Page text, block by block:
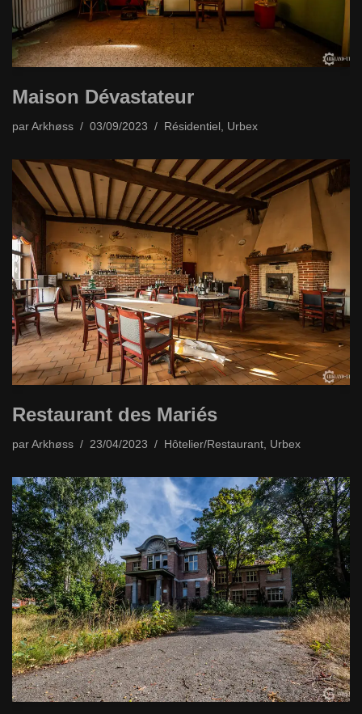
Maison Dévastateur
par Arkhøss 03/09/2023 Résidentiel , Urbex
Restaurant des Mariés
par Arkhøss 23/04/2023 Hôtelier/Restaurant Urbex